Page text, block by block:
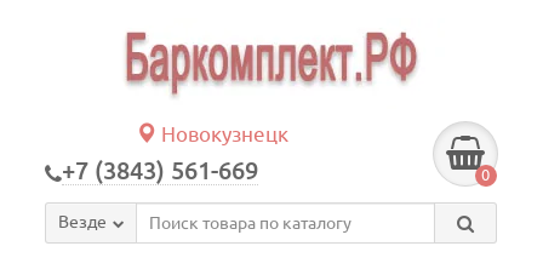
Новокузнецк
+7 (3843) 561-669 0
Везде